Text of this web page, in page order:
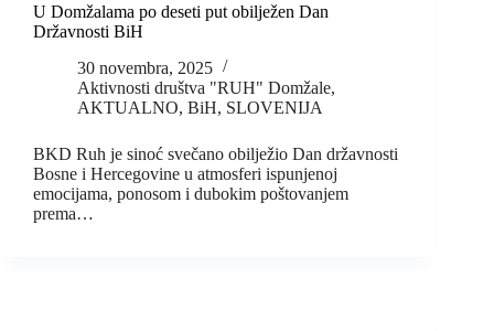
U Domžalama po deseti put obilježen Dan
Državnosti BiH
30 novembra, 2025
Aktivnosti društva "RUH" Domžale,
AKTUALNO, BiH, SLOVENIJA
BKD Ruh je sinoć svečano obilježio Dan državnosti
Bosne i Hercegovine u atmosferi ispunjenoj
emocijama, ponosom i dubokim poštovanjem
prema…